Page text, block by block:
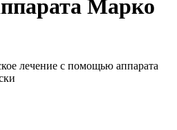
Марко
лечение с помощью аппарата